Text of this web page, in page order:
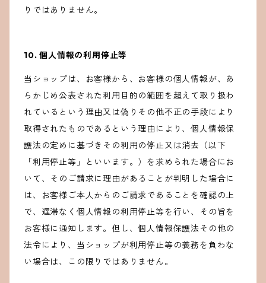
りではありません。
10. 個人情報の利用停止等
当ショップは、お客様から、お客様の個人情報が、あ
らかじめ公表された利用目的の範囲を超えて取り扱わ
れているという理由又は偽りその他不正の手段により
取得されたものであるという理由により、個人情報保
護法の定めに基づきその利用の停止又は消去（以下
「利用停止等」といいます。）を求められた場合にお
いて、そのご請求に理由があることが判明した場合に
は、お客様ご本人からのご請求であることを確認の上
で、遅滞なく個人情報の利用停止等を行い、その旨を
お客様に通知します。但し、個人情報保護法その他の
法令により、当ショップが利用停止等の義務を負わな
い場合は、この限りではありません。